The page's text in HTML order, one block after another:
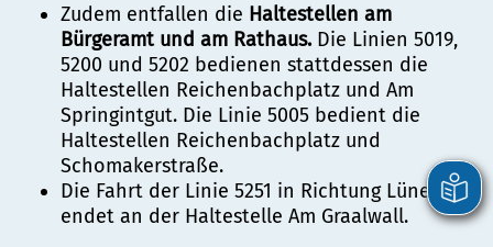
Zudem entfallen die Haltestellen am
Bürgeramt und am Rathaus. Die Linien 5019,
5200 und 5202 bedienen stattdessen die
Haltestellen Reichenbachplatz und Am
Springintgut. Die Linie 5005 bedient die
Haltestellen Reichenbachplatz und
Schomakerstraße.
Die Fahrt der Linie 5251 in Richtung Lüneburg
endet an der Haltestelle Am Graalwall.